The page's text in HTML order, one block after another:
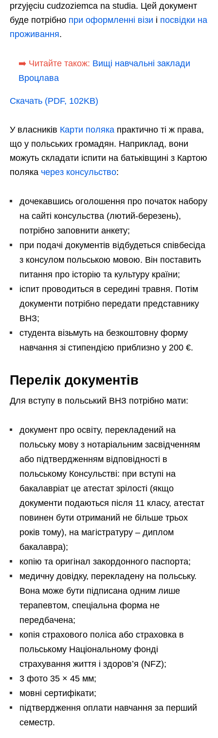
przyjęciu cudzoziemca na studia. Цей документ
буде потрібно при оформленні візи і посвідки на
проживання.
➡️ Читайте також: Вищі навчальні заклади
Вроцлава
Скачать (PDF, 102KB)
У власників Карти поляка практично ті ж права,
що у польських громадян. Наприклад, вони
можуть складати іспити на батьківщині з Картою
поляка через консульство:
дочекавшись оголошення про початок набору
на сайті консульства (лютий-березень),
потрібно заповнити анкету;
при подачі документів відбудеться співбесіда
з консулом польською мовою. Він поставить
питання про історію та культуру країни;
іспит проводиться в середині травня. Потім
документи потрібно передати представнику
ВНЗ;
студента візьмуть на безкоштовну форму
навчання зі стипендією приблизно у 200 €.
Перелік документів
Для вступу в польський ВНЗ потрібно мати:
документ про освіту, перекладений на
польську мову з нотаріальним засвідченням
або підтвердженням відповідності в
польському Консульстві: при вступі на
бакалавріат це атестат зрілості (якщо
документи подаються після 11 класу, атестат
повинен бути отриманий не більше трьох
років тому), на магістратуру – диплом
бакалавра);
копію та оригінал закордонного паспорта;
медичну довідку, перекладену на польську.
Вона може бути підписана одним лише
терапевтом, спеціальна форма не
передбачена;
копія страхового поліса або страховка в
польському Національному фонді
страхування життя і здоров’я (NFZ);
3 фото 35 × 45 мм;
мовні сертифікати;
підтвердження оплати навчання за перший
семестр.